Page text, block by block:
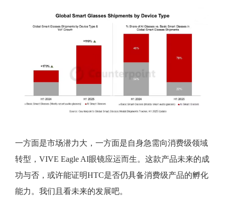
一方面是市场潜力大，一方面是自身急需向消费级领域
转型，VIVE Eagle AI眼镜应运而生。这款产品未来的成
功与否，或许能证明HTC是否仍具备消费级产品的孵化
能力。我们且看未来的发展吧。